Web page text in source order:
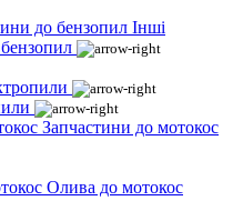
Інші
Запчастини до мотокос
Олива до мотокос